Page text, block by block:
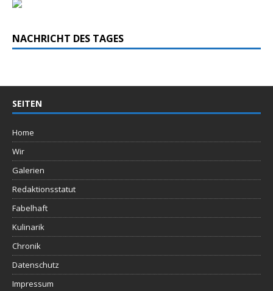
NACHRICHT DES TAGES
SEITEN
Home
Wir
Galerien
Redaktionsstatut
Fabelhaft
Kulinarik
Chronik
Datenschutz
Impressum